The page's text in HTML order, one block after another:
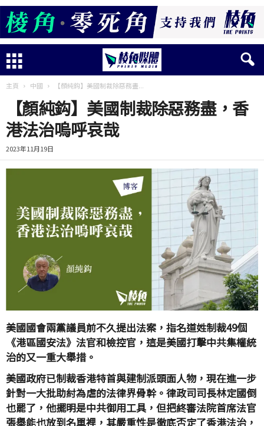
主頁 中國 【顏純鈎】美國制裁除惡務盡...
【顏純鈎】美國制裁除惡務盡，香
港法治嗚呼哀哉
2023年11月19日
美國國會兩黨議員前不久提出法案，指名道姓制裁49個
《港區國安法》法官和檢控官，這是美國打擊中共集權統
治的又一重大舉措。
美國政府已制裁香港特首與建制派頭面人物，現在進一步
針對一大批助紂為虐的法律界骨幹。律政司司長林定國倒
也罷了，他擺明是中共御用工具，但把終審法院首席法官
張舉能也放到名單裡，其嚴重性是徹底否定了香港法治，